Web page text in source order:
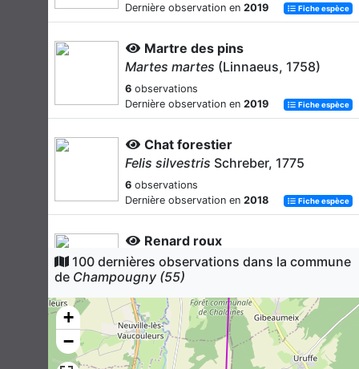
Dernière observation en 2019 Fiche espèce
Martre des pins
Martes martes (Linnaeus, 1758)
6 observations
Dernière observation en 2019 Fiche espèce
Chat forestier
Felis silvestris Schreber, 1775
6 observations
Dernière observation en 2018 Fiche espèce
Renard roux
Vulpes vulpes(Linnaeus, 1758)
4observations
Dernière observation en2017 Fiche espèce
Belette d'Europe
Mustela nivalisLinnaeus, 1766
100 dernières observations dans la commune
de Champougny (55)
+
−